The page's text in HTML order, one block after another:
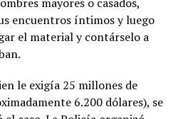
encuentros íntimos y luego
el material y contárselo a
le exigía 25 millones de
6.200 dólares), se